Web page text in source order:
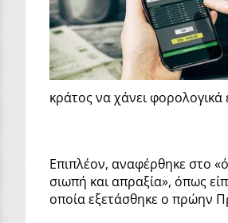
κράτος να χάνει
Επιπλέον, αναφέρθηκε στο
σιωπή και απραξία», όπως
οποία εξετάσθηκε ο πρώην